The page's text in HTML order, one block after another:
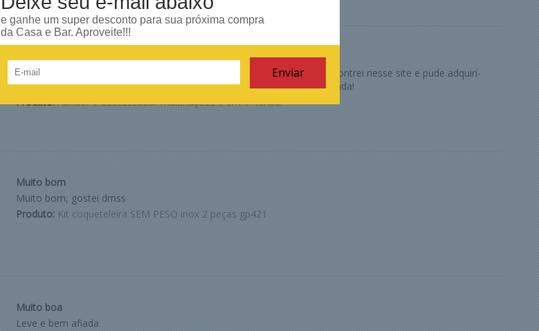
e ganhe um super desconto para sua próxima compra
da Casa e Bar. Aproveite!!!
Produto de excelente qualidade!
Já conhecia o produto e precisava de outro para minha mãe e irmã. Encontrei nesse site e pude adquirí-
lo. Quero registrar o atendimento de excelência que recebi. Muito obrigada!
Produto:Abridor e descascador multinações 5 em 1- Kinbar
Muito bom
Muito bom, gostei dmss
Produto:Kit coqueteleira SEM PESO inox 2 peças gp421
Muito boa
Leve e bem afiada